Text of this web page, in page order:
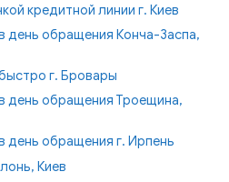
кредитной линии г. Киев
день обращения Конча-Заспа,
г. Бровары
день обращения Троещина,
день обращения г. Ирпень
Киев